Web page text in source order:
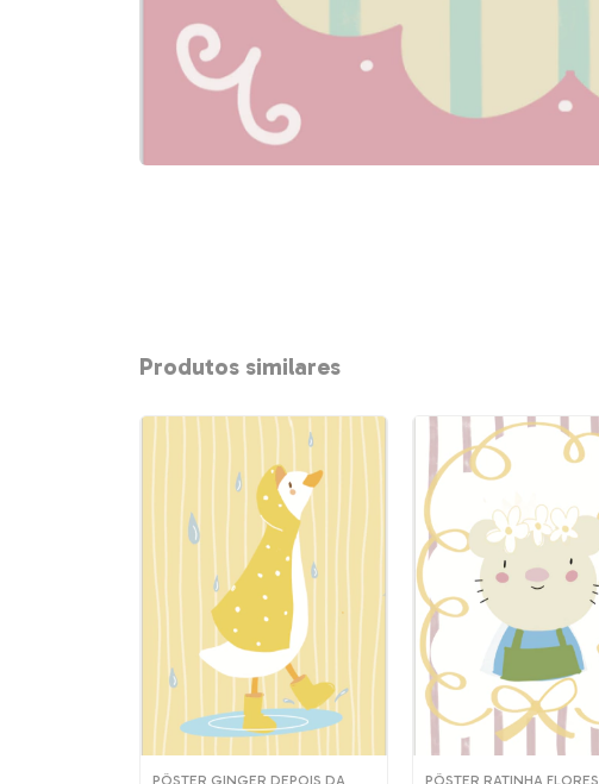
Produtos similares
PÔSTER GINGER DEPOIS DA
PÔSTER RATINHA FLORES